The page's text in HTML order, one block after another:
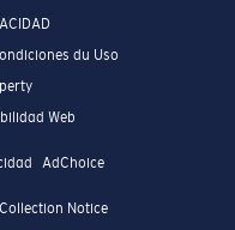
du Uso
Web
AdChoice
Notice